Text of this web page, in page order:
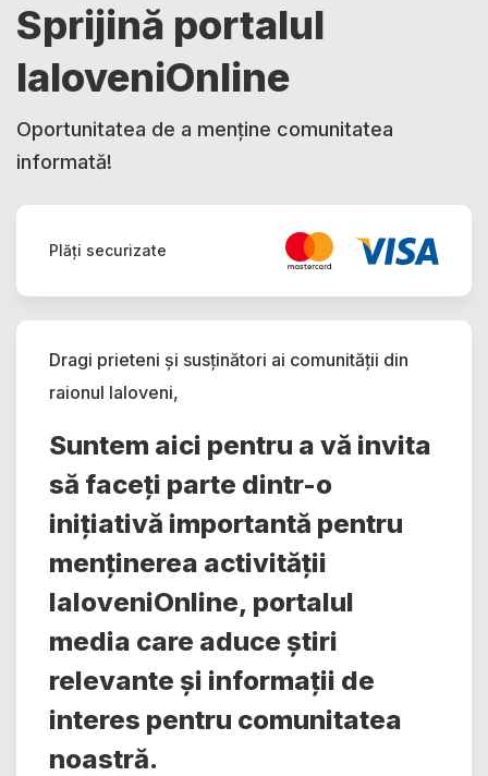
Sprijină portalul
IaloveniOnline
Oportunitatea de a menține comunitatea
informată!
Plăți securizate
Dragi prieteni și susținători ai comunității din
raionul Ialoveni,
Suntem aici pentru a vă invita
să faceți parte dintr-o
inițiativă importantă pentru
menținerea activității
IaloveniOnline, portalul
media care aduce știri
relevante și informații de
interes pentru comunitatea
noastră.